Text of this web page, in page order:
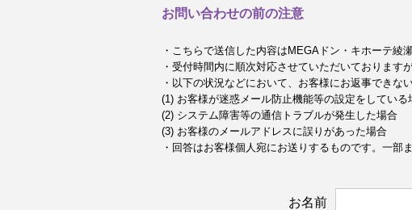
お問い合わせの前の注意
・こちらで送信した内容はMEGAドン・キホーテ綾
・受付時間内に順次対応させていただいております
・以下の状況などにおいて、お客様にお返事できな
(1) お客様が迷惑メール防止機能等の設定をしている
(2) システム障害等の通信トラブルが発生した場合
(3) お客様のメールアドレスに誤りがあった場合
・回答はお客様個人宛にお送りするものです。一部
お名前